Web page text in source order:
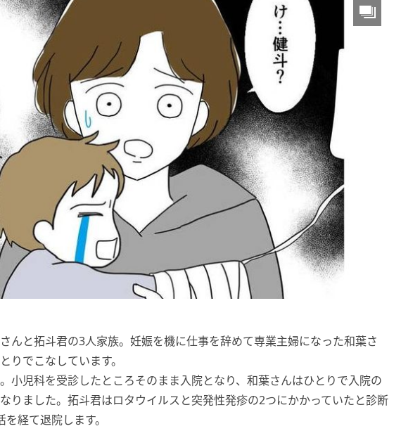
んと拓斗君の3人家族。妊娠を機に仕事を辞めて専業主婦になった和葉さ
りでこなしています。
小児科を受診したところそのまま入院となり、和葉さんはひとりで入院の
りました。拓斗君はロタウイルスと突発性発疹の2つにかかっていたと診断
経て退院します。